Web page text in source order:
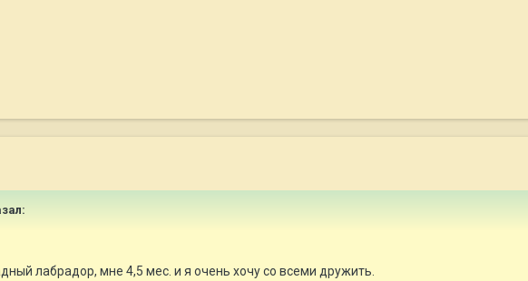
лабрадор, мне 4,5 мес. и я очень хочу со всеми дружить.